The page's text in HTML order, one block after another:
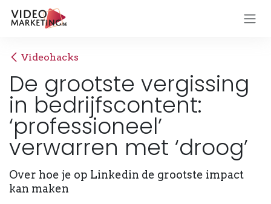
Overslaan naar inhoud
Videohacks
De grootste vergissing
in bedrijfscontent:
‘professioneel’
verwarren met ‘droog’
Over hoe je op Linkedin de grootste impact
kan maken